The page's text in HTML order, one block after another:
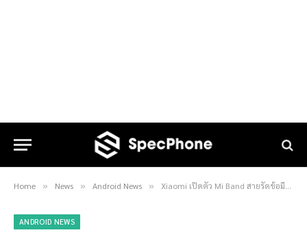
Home » News » Android News » Xiaomi เปิดตัว Mi Band สายรัดข้อมือสำหรับฟิตเนส ราคาโคตะระถูก 400 บาทเท่านั้น
ANDROID NEWS